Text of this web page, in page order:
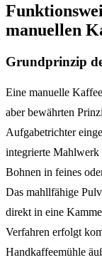
manuellen
Grundprinzip
Eine manuelle
aber bewährten
Aufgabetrichter
integrierte Mahlwerk
Bohnen in feines
Das mahllfähige
direkt in eine
Verfahren erfolgt
Handkaffeemühle